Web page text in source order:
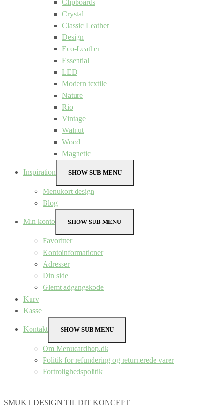
Clipboards
Crystal
Classic Leather
Design
Eco-Leather
Essential
LED
Modern textile
Nature
Rio
Vintage
Walnut
Wood
Magnetic
Inspiration SHOW SUB MENU
Menukort design
Blog
Min konto SHOW SUB MENU
Favoritter
Kontoinformationer
Adresser
Din side
Glemt adgangskode
Kurv
Kasse
Kontakt SHOW SUB MENU
Om Menucardhop.dk
Politik for refundering og returnerede varer
Fortrolighedspolitik
SMUKT DESIGN TIL DIT KONCEPT